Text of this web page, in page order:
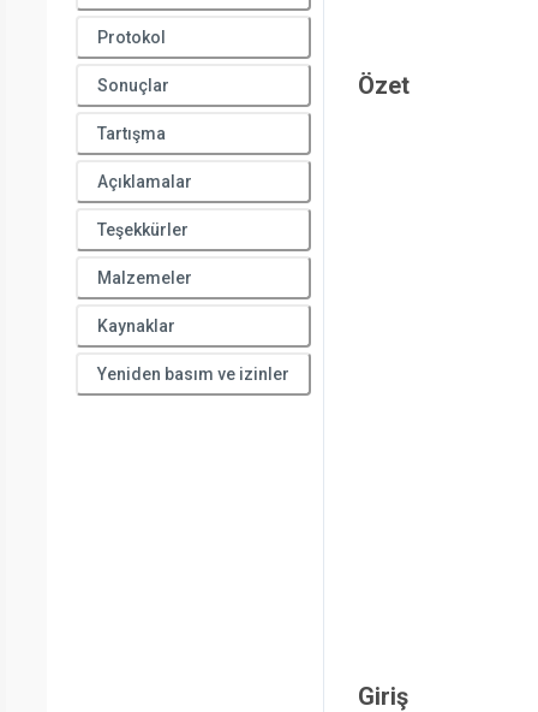
Protokol
Sonuçlar
Tartışma
Açıklamalar
Teşekkürler
Malzemeler
Kaynaklar
Yeniden basım ve izinler
Özet
Giriş